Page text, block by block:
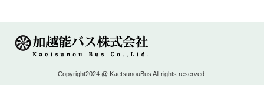
Copyright2024 @ KaetsunouBus All rights reserved.